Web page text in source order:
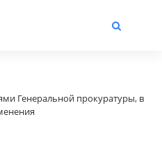
Генеральной прокуратуры, в